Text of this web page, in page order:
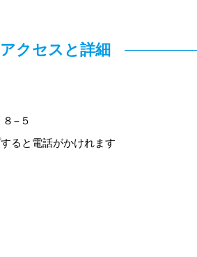
クセスと詳細
−５
と電話がかけれます